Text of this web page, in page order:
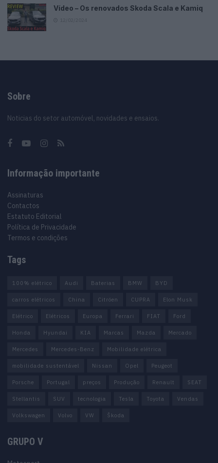
Vídeo – Os renovados Skoda Scala e Kamiq
Sobre
Noticias do setor automóvel, novidades e ensaios.
Informação importante
Assinaturas
Contactos
Estatuto Editorial
Política de Privacidade
Termos e condições
Tags
100% elétrico Audi Baterias BMW BYD
carros elétricos China Citröen CUPRA Elon Musk
Elétrico Elétricos Europa Ferrari FIAT Ford
Honda Hyundai KIA Marcas Mazda Mercado
Mercedes Mercedes-Benz Mobilidade elétrica
mobilidade sustentável Nissan Opel Peugeot
Porsche Portugal preços Produção Renault SEAT
Stellantis SUV tecnologia Tesla Toyota Vendas
Volkswagen Volvo VW Škoda
GRUPO V